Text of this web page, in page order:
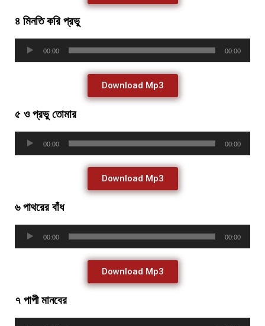
৪ মিনতি করি প্রভু
00:00 00:00
Download Mp3
৫ ও প্রভু তোমার
00:00 00:00
Download Mp3
৬ পাথরের বাঁধ
00:00 00:00
Download Mp3
৭ পাপী মানবের